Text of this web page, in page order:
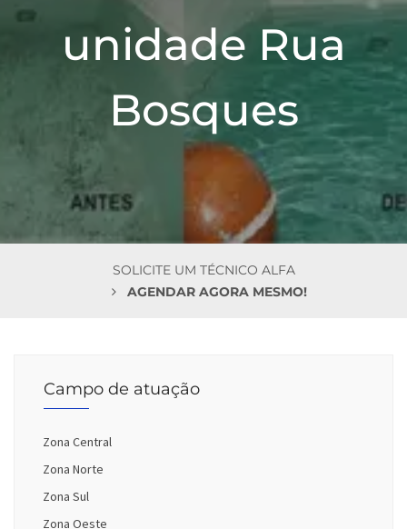
unidade Rua
Bosques
SOLICITE UM TÉCNICO ALFA
AGENDAR AGORA MESMO!
Campo de atuação
Zona Central
Zona Norte
Zona Sul
Zona Oeste